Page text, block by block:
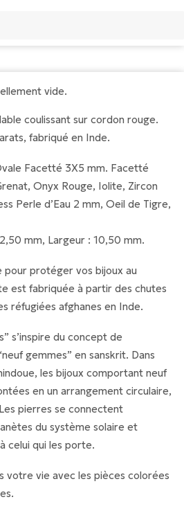
vide.
coulissant sur cordon rouge.
fabriqué en Inde.
Facetté 3X5 mm. Facetté
Onyx Rouge, Iolite, Zircon
Perle d’Eau 2 mm, Oeil de Tigre,
mm, Largeur : 10,50 mm.
pour protéger vos bijoux au
est fabriquée à partir des chutes
réfugiées afghanes en Inde.
s’inspire du concept de
gemmes” en sanskrit. Dans
les bijoux comportant neuf
en un arrangement circulaire,
pierres se connectent
du système solaire et
celui qui les porte.
votre vie avec les pièces colorées